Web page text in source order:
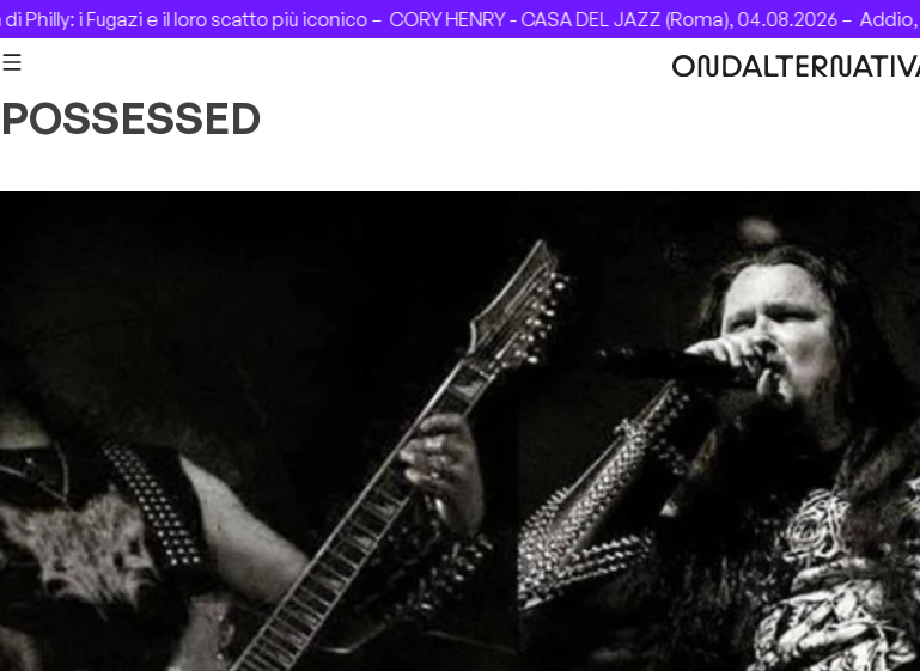
Skip to content
i Fugazi e il loro scatto più iconico –CORY HENRY - CASA DEL JAZZ (Roma), 04.08.2026 –Addio,
POSSESSED